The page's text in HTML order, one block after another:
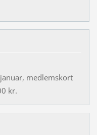
medlemskort
kr.